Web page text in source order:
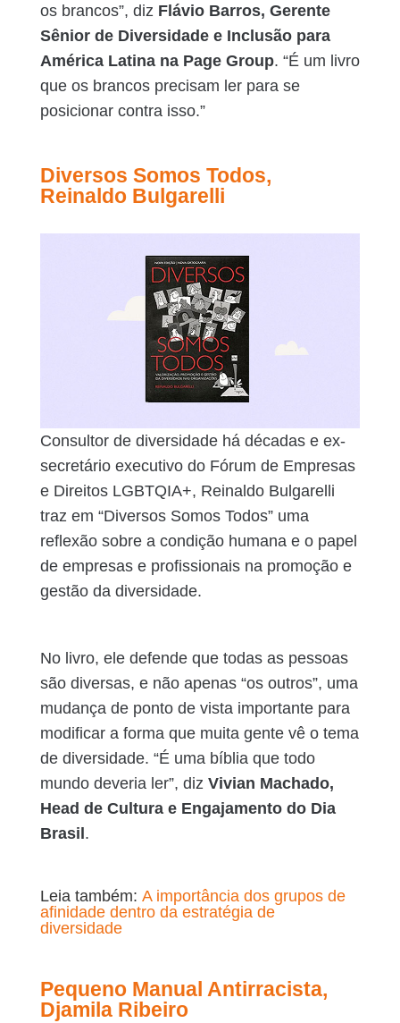
os brancos”, diz Flávio Barros, Gerente
Sênior de Diversidade e Inclusão para
América Latina na Page Group. “É um livro
que os brancos precisam ler para se
posicionar contra isso.”
Diversos Somos Todos,
Reinaldo Bulgarelli
Consultor de diversidade há décadas e ex-
secretário executivo do Fórum de Empresas
e Direitos LGBTQIA+, Reinaldo Bulgarelli
traz em “Diversos Somos Todos” uma
reflexão sobre a condição humana e o papel
de empresas e profissionais na promoção e
gestão da diversidade.
No livro, ele defende que todas as pessoas
são diversas, e não apenas “os outros”, uma
mudança de ponto de vista importante para
modificar a forma que muita gente vê o tema
de diversidade. “É uma bíblia que todo
mundo deveria ler”, diz Vivian Machado,
Head de Cultura e Engajamento do Dia
Brasil .
Leia também: A importância dos grupos de
afinidade dentro da estratégia de
diversidade
Pequeno Manual Antirracista,
Djamila Ribeiro